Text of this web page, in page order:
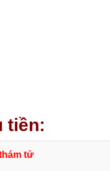
tiền:
tử